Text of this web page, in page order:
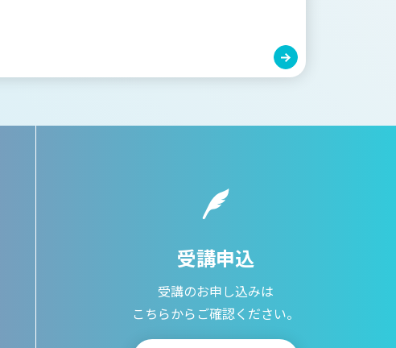
受講申込
受講のお申し込みは
こちらからご確認ください。